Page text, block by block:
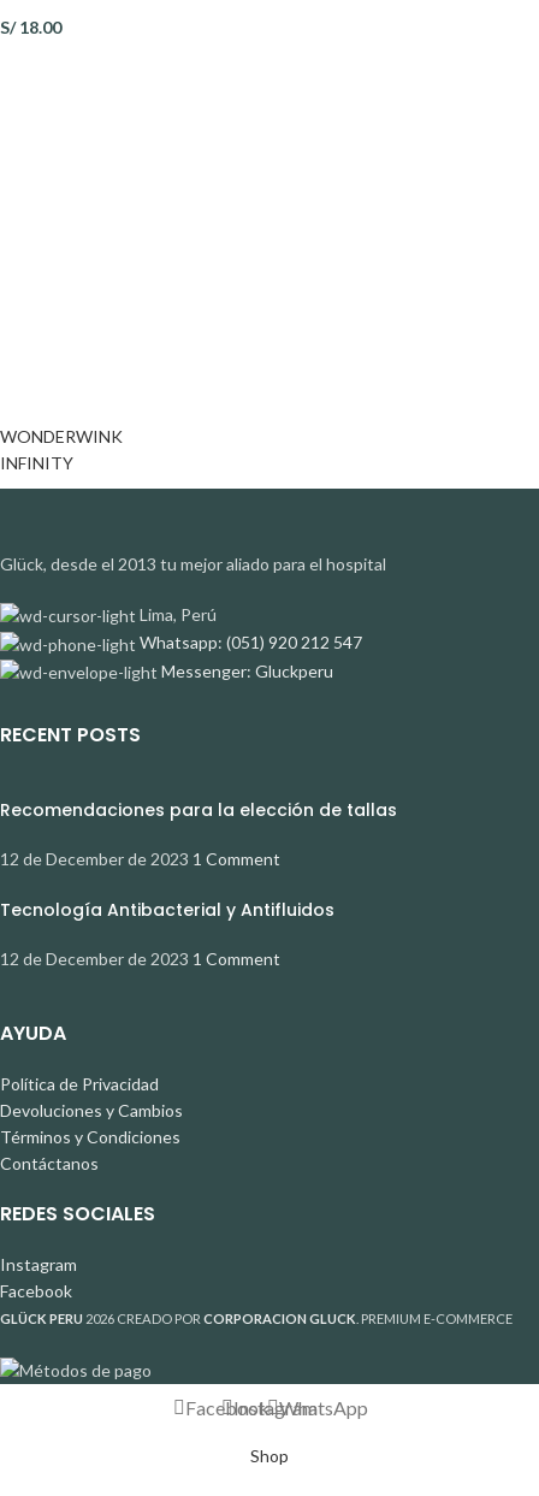
S/18.00
WONDERWINK
INFINITY
Glück, desde el 2013 tu mejor aliado para el hospital
Lima, Perú
Whatsapp: (051) 920 212 547
Messenger: Gluckperu
RECENT POSTS
Recomendaciones para la elección de tallas
12 de December de 2023 1 Comment
Tecnología Antibacterial y Antifluidos
12 de December de 2023 1 Comment
AYUDA
Política de Privacidad
Devoluciones y Cambios
Términos y Condiciones
Contáctanos
REDES SOCIALES
Instagram
Facebook
GLÜCK PERU 2026 CREADO POR CORPORACION GLUCK . PREMIUM E-COMMERCE
FacebookInstagramWhatsApp
Shop